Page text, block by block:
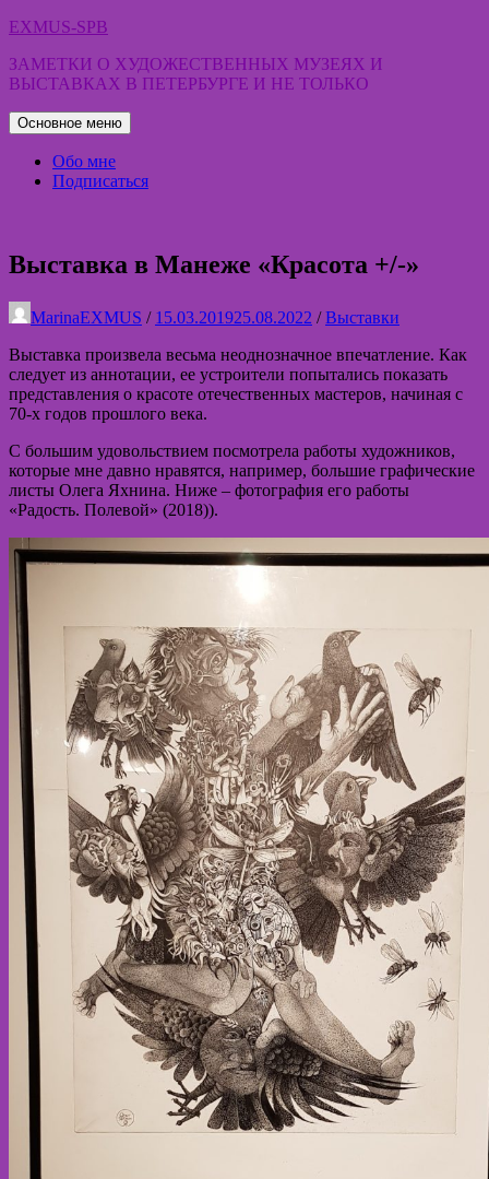
Перейти
содержимому
EXMUS-SPB
ЗАМЕТКИ О ХУДОЖЕСТВЕННЫХ МУЗЕЯХ И
ВЫСТАВКАХ В ПЕТЕРБУРГЕ И НЕ ТОЛЬКО
Основное меню
Обо мне
Подписаться
Выставка в Манеже «Красота +/-»
MarinaEXMUS / 15.03.201925.08.2022 / Выставки
Выставка произвела весьма неоднозначное впечатление. Как
следует из аннотации, ее устроители попытались показать
представления о красоте отечественных мастеров, начиная с
70-х годов прошлого века.
С большим удовольствием посмотрела работы художников,
которые мне давно нравятся, например, большие графические
листы Олега Яхнина. Ниже – фотография его работы
«Радость. Полевой» (2018)).